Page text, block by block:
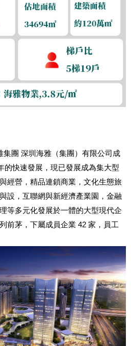
團 深圳海雅（集團）有限公司成
的快速發展，現已發展成為集大型
經營，精品連鎖商業，文化生態旅
設，互聯網與新經濟產業園，金融
等多元化發展於一體的大型現代企
前茅，下屬成員企業 42 家，員工